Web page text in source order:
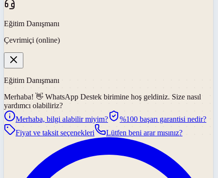
Eğitim Danışmanı
Çevrimiçi (online)
Eğitim Danışmanı
Merhaba! 👋 WhatsApp Destek birimine hoş geldiniz. Size nasıl
yardımcı olabiliriz?
Merhaba, bilgi alabilir miyim?
%100 başarı garantisi nedir?
Fiyat ve taksit seçenekleri
Lütfen beni arar mısınız?